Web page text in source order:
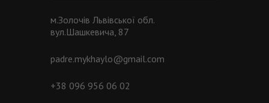
м.Золочів Львівської обл.
вул.Шашкевича, 87
padre.mykhaylo@gmail.com
+38 096 956 06 02